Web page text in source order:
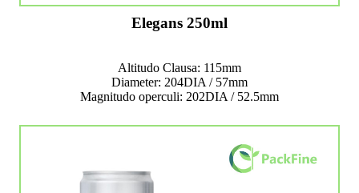
Elegans 250ml
Altitudo Clausa: 115mm
Diameter: 204DIA / 57mm
Magnitudo operculi: 202DIA / 52.5mm